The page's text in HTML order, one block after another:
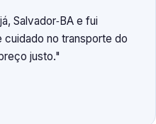
Salvador‑BA e fui
cuidado no transporte do
justo.